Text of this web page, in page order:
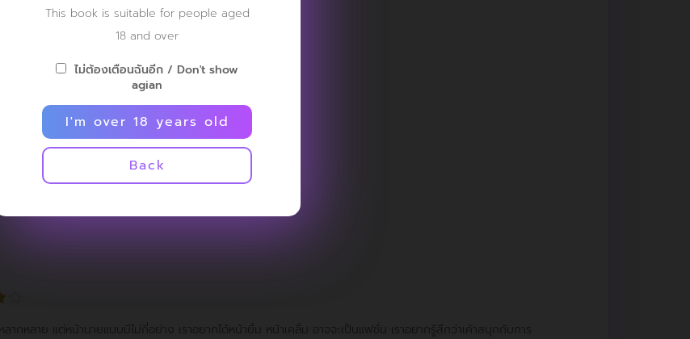
ล่ำจนเกินไป จะคอยติดตามผลงานต่อไป
ากหลาย แต่หน้านายแบบมีไม่กี่อย่าง เราอยากได้หน้ายิ้ม หน้าเคลิ้ม อาจจะเป็นแฟชั่น เราอยากรู้สึกว่าเค้าสนุกกับการ
This book is suitable for people aged
18 and over
ไม่ต้องเตือนฉันอีก / Don't show
agian
I'm over 18 years old
Back